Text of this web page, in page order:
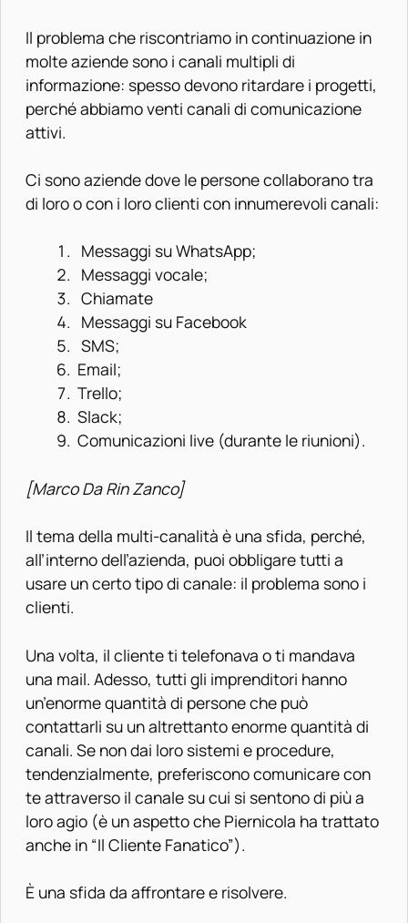
Il problema che riscontriamo in continuazione in
molte aziende sono i canali multipli di
informazione: spesso devono ritardare i progetti,
perché abbiamo venti canali di comunicazione
attivi.
Ci sono aziende dove le persone collaborano tra
di loro o con i loro clienti con innumerevoli canali:
Messaggi su WhatsApp;
Messaggi vocale;
Chiamate
Messaggi su Facebook
SMS;
Email;
Trello;
Slack;
Comunicazioni live (durante le riunioni).
[Marco Da Rin Zanco]
Il tema della multi-canalità è una sfida, perché,
all’interno dell’azienda, puoi obbligare tutti a
usare un certo tipo di canale: il problema sono i
clienti.
Una volta, il cliente ti telefonava o ti mandava
una mail. Adesso, tutti gli imprenditori hanno
un’enorme quantità di persone che può
contattarli su un altrettanto enorme quantità di
canali. Se non dai loro sistemi e procedure,
tendenzialmente, preferiscono comunicare con
te attraverso il canale su cui si sentono di più a
loro agio (è un aspetto che Piernicola ha trattato
anche in “Il Cliente Fanatico”).
È una sfida da affrontare e risolvere.